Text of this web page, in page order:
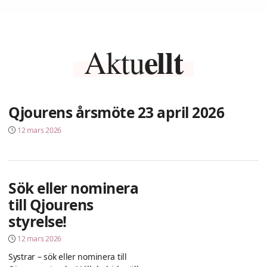
Aktuellt
Qjourens årsmöte 23 april 2026
12 mars 2026
Sök eller nominera
till Qjourens
styrelse!
12 mars 2026
Systrar – sök eller nominera till